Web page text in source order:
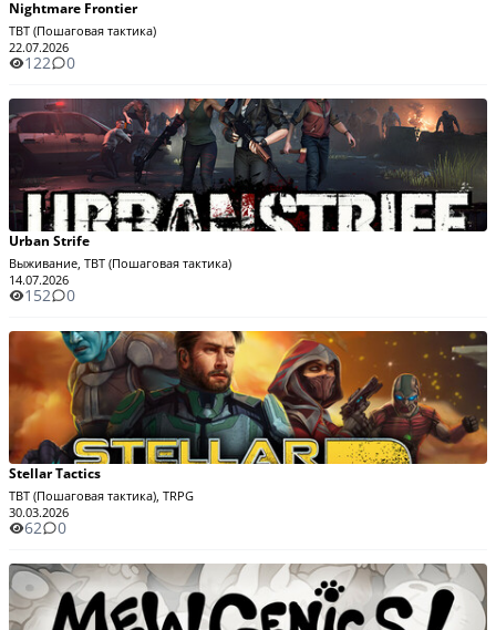
Nightmare Frontier
TBT (Пошаговая тактика)
22.07.2026
122 0
Urban Strife
Выживание, TBT (Пошаговая тактика)
14.07.2026
152 0
Stellar Tactics
TBT (Пошаговая тактика), TRPG
30.03.2026
62 0